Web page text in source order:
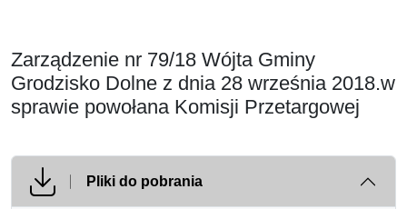
Zarządzenie nr 79/18 Wójta Gminy
Grodzisko Dolne z dnia 28 września 2018.w
sprawie powołana Komisji Przetargowej
Pliki do pobrania